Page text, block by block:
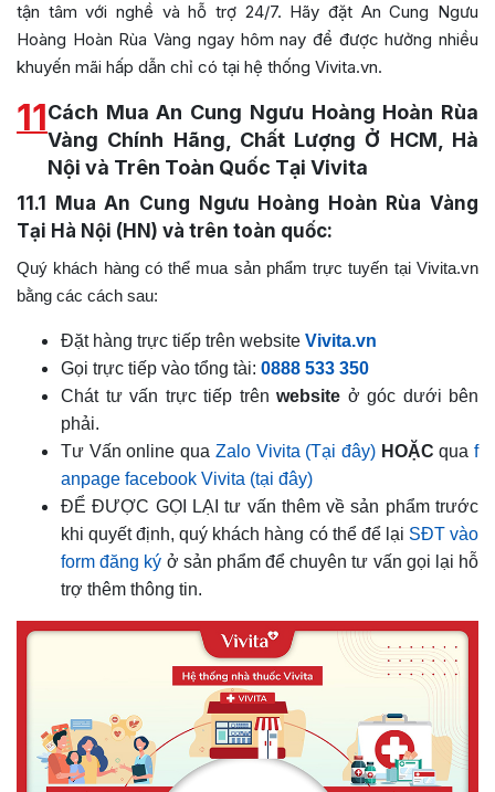
tận tâm với nghề và hỗ trợ 24/7. Hãy đặt An Cung Ngưu
Hoàng Hoàn Rùa Vàng ngay hôm nay để được hưởng nhiều
khuyến mãi hấp dẫn chỉ có tại hệ thống Vivita.vn.
11Cách Mua An Cung Ngưu Hoàng Hoàn Rùa
Vàng Chính Hãng, Chất Lượng Ở HCM, Hà
Nội và Trên Toàn Quốc Tại Vivita
11.1
Mua An Cung Ngưu Hoàng Hoàn Rùa Vàng
Tại Hà Nội (HN) và trên toàn quốc:
Quý khách hàng có thể mua sản phẩm trực tuyến tại Vivita.vn
bằng các cách sau:
Đặt hàng trực tiếp trên website Vivita.vn
Gọi trực tiếp vào tổng tài: 0888 533 350
Chát tư vấn trực tiếp trên website ở góc dưới bên
phải.
Tư Vấn online qua Zalo Vivita (Tại đây) HOẶCquaf
anpage facebook Vivita (tại đây)
ĐỂ ĐƯỢC GỌI LẠI tư vấn thêm về sản phẩm trước
khi quyết định, quý khách hàng có thể để lại SĐT vào
form đăng ký ở sản phẩm để chuyên tư vấn gọi lại hỗ
trợ thêm thông tin.